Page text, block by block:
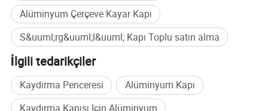
Alüminyum Çerçeve Kayar Kapı
S&uuml;rg&uuml;l&uuml; Kapı Toplu satın alma
İlgili tedarikçiler
Kaydırma Penceresi
Alüminyum Kapı
Kaydırma Kapısı Için Alüminyum